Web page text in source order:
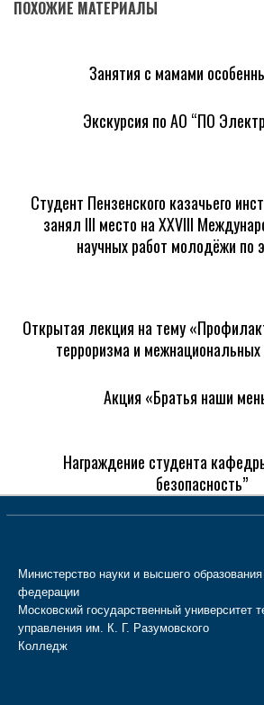
ПОХОЖИЕ МАТЕРИАЛЫ
Занятия с мамами
Экскурсия по АО “ПО
Студент Пензенского казачьего
занял III место на XXVIII
научных работ молодёжи по
Открытая лекция на тему
терроризма и
Акция «Братья наши
Награждение студента
безопасность”
Министерство науки и высшего
федерации
Московский государственный университет
управления им. К. Г. Разумовского
Колледж